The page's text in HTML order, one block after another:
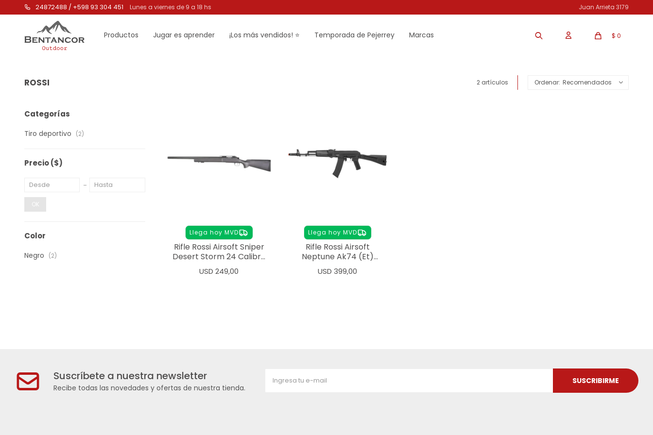
Productos Jugar es aprender ¡Los más vendidos! ⭐ Temporada de Pejerrey Marcas $ 0
24872488 / +598 93 304 451 Lunes a viernes de 9 a 18 hs Juan Arrieta 3179
ROSSI 2 artículos Recomendados
Llega hoy MVD
Rifle Rossi Airsoft Sniper
Desert Storm 24 Calibre
6mm
USD 249,00
Llega hoy MVD
Rifle Rossi Airsoft
Neptune Ak74 (Et)
Calibre 6mm
USD 399,00
Categorías
Tiro deportivo (2)
Precio($)
OK
Color
Negro (2)
Suscríbete a nuestra newsletter
Recibe todas las novedades y ofertas de nuestra tienda.
SUSCRIBIRME